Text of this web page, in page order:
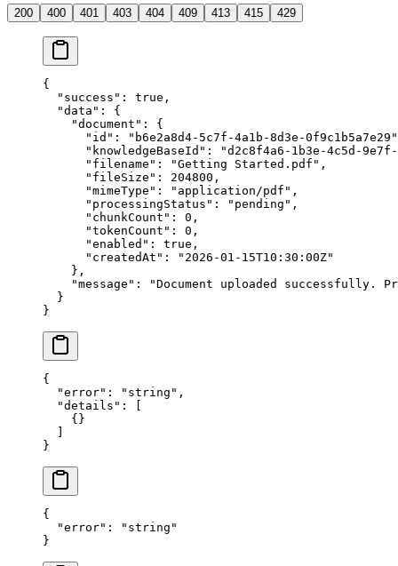
200 400 401 403 404 409 413 415 429
{
  "success"
: true ,
  "data"
: {
    "document"
: {
      "id"
:
"b6e2a8d4-5c7f-4a1b-8d3e-0f9c1b5a7e29"
      "knowledgeBaseId"
:
"d2c8f4a6-1b3e-4c5d-
      "filename"
: "Getting Started.pdf" ,
      "fileSize"
: 204800 ,
      "mimeType"
: "application/pdf" ,
      "processingStatus"
: "pending" ,
      "chunkCount"
: 0 ,
      "tokenCount"
: 0 ,
      "enabled"
: true ,
      "createdAt"
:
"2026-01-15T10:30:00Z"
    },
    "message"
:
"Document uploaded
  }
}
{
  "error"
: "string" ,
  "details"
: [
    {}
}
{
  "error"
:
"string"
}